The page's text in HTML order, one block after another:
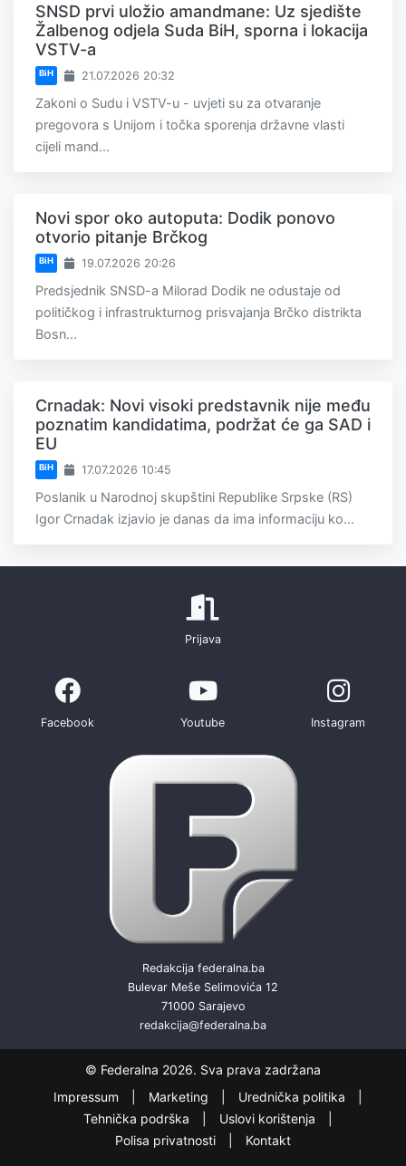
SNSD prvi uložio amandmane: Uz sjedište
Žalbenog odjela Suda BiH, sporna i lokacija
VSTV-a
BiH 21.07.2026 20:32
Zakoni o Sudu i VSTV-u - uvjeti su za otvaranje
pregovora s Unijom i točka sporenja državne vlasti
cijeli mand...
Novi spor oko autoputa: Dodik ponovo
otvorio pitanje Brčkog
BiH 19.07.2026 20:26
Predsjednik SNSD-a Milorad Dodik ne odustaje od
političkog i infrastrukturnog prisvajanja Brčko distrikta
Bosn...
Crnadak: Novi visoki predstavnik nije među
poznatim kandidatima, podržat će ga SAD i
EU
BiH 17.07.2026 10:45
Poslanik u Narodnoj skupštini Republike Srpske (RS)
Igor Crnadak izjavio je danas da ima informaciju ko...
Prijava
Facebook Youtube Instagram
Redakcija federalna.ba
Bulevar Meše Selimovića 12
71000 Sarajevo
redakcija@federalna.ba
© Federalna 2026. Sva prava zadržana
Impressum
Marketing
Urednička politika
Tehnička podrška
Uslovi korištenja
Polisa privatnosti
Kontakt